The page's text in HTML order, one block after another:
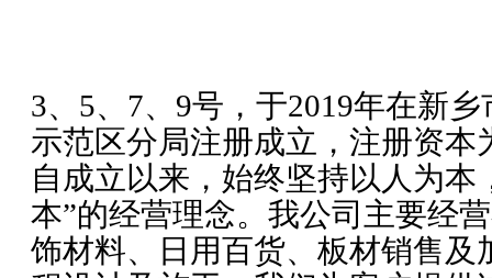
3、5、7、9号，于2019年在新
示范区分局注册成立，注册资本
自成立以来，始终坚持以人为本
本”的经营理念。我公司主要经
饰材料、日用百货、板材销售及